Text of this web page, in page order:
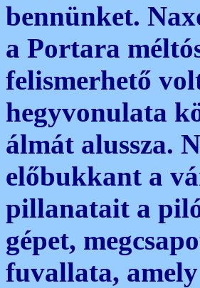
bennünket.
a Portara
felismerhető
hegyvonulata
álmát alussza.
előbukkant a
pillanatait a
gépet,
fuvallata,